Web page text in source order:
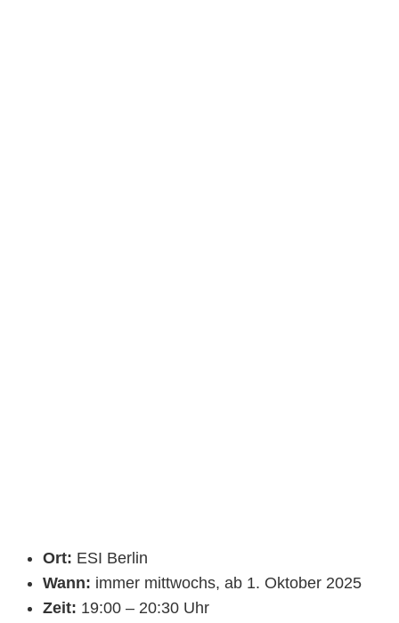
Ort: ESI Berlin
Wann: immer mittwochs, ab 1. Oktober 2025
Zeit: 19:00 – 20:30 Uhr